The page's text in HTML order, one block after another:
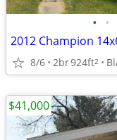
• •
8/6 2br924ft2
$41,000